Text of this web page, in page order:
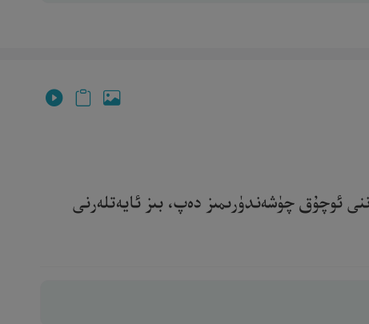
ئوچۇق چۈشەندۈرىمىز دەپ، بىز ئايەتلەرنى